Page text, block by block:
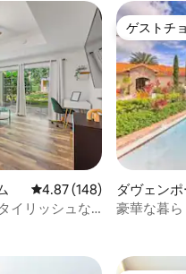
レビュー148件、5つ星中
4.87 (148)
イリッシュな
ゲストチ
ゲストチ
ダヴェン
アム
豪華な暮